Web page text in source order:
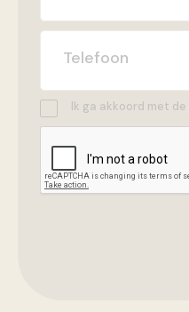
Telefoon
Ik ga akkoord met de